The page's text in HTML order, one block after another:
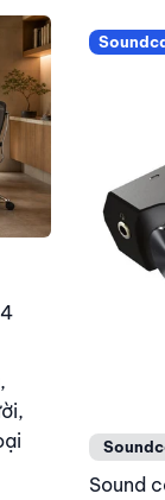
Sound